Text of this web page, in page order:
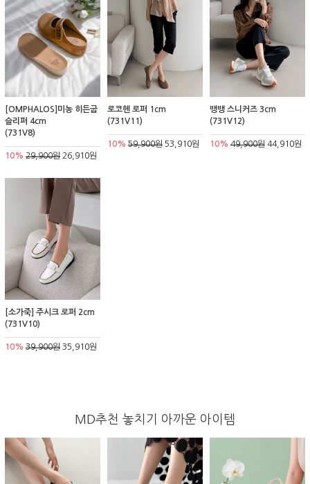
[OMPHALOS]미농 히든굽
슬리퍼 4cm
(731V8)
10% 29,900원 26,910원
로코헨 로퍼 1cm
(731V11)
10% 59,900원53,910원
뱅뱅 스니커즈 3cm
(731V12)
10% 49,900원44,910원
[소가죽] 주시크 로퍼 2cm
(731V10)
10% 39,900원 35,910원
MD추천 놓치기 아까운 아이템